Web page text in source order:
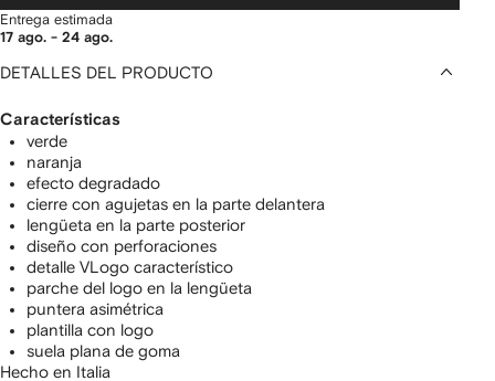
Entrega estimada
17 ago. - 24 ago.
DETALLES DEL PRODUCTO
Características
verde
naranja
efecto degradado
cierre con agujetas en la parte delantera
lengüeta en la parte posterior
diseño con perforaciones
detalle VLogo característico
parche del logo en la lengüeta
puntera asimétrica
plantilla con logo
suela plana de goma
Hecho en Italia